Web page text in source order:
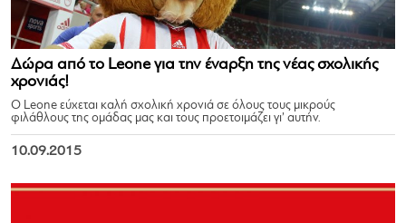
Δώρα από το Leone για την έναρξη της νέας σχολικής
χρονιάς!
Ο Leone εύχεται καλή σχολική χρονιά σε όλους τους μικρούς
φιλάθλους της ομάδας μας και τους προετοιμάζει γι’ αυτήν.
10.09.2015